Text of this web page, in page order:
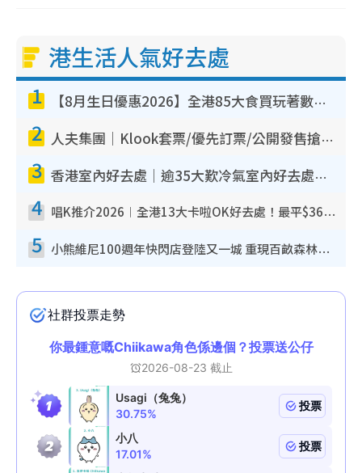
港生活人氣好去處
1 【8月生日優惠2026】全港85大食買玩著數攻略 自助餐/火鍋放題同行免費＋誠品/DONKI送現金券
2 人夫集團｜Klook套票/優先訂票/公開發售搶飛攻略！附票價.購票連結.場地座位表
3 香港室內好去處｜逾35大歎冷氣室內好去處推介 室內活動免費避雨無懼落雨
4 唱K推介2026︱全港13大卡啦OK好去處！最平$36起 日文K都有！(附地址+收費詳情)
5 小熊維尼100週年快閃店登陸又一城 重現百畝森林經典場景／獨家限定盲盒登場／專屬DIY香水